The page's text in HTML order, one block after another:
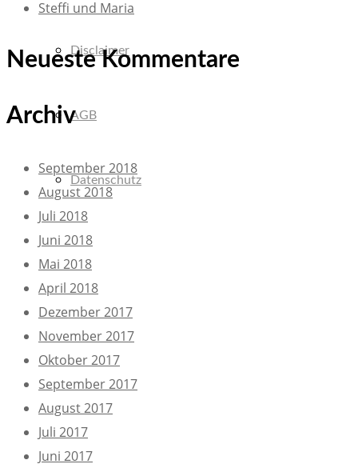
Disclaimer
AGB
Datenschutz
Steffi und Maria
Neueste Kommentare
Archiv
September 2018
August 2018
Juli 2018
Juni 2018
Mai 2018
April 2018
Dezember 2017
November 2017
Oktober 2017
September 2017
August 2017
Juli 2017
Juni 2017